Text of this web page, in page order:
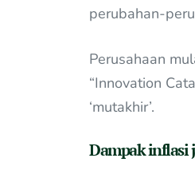
perubahan-
Perusahaan
“Innovation
‘mutakhir’.
Dampak inflasi